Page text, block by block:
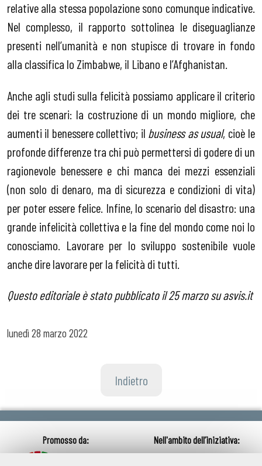
relative alla stessa popolazione sono comunque indicative.
Nel complesso, il rapporto sottolinea le diseguaglianze
presenti nell’umanità e non stupisce di trovare in fondo
alla classifica lo Zimbabwe, il Libano e l’Afghanistan.
Anche agli studi sulla felicità possiamo applicare il criterio
dei tre scenari: la costruzione di un mondo migliore, che
aumenti il benessere collettivo; il business as usual, cioè le
profonde differenze tra chi può permettersi di godere di un
ragionevole benessere e chi manca dei mezzi essenziali
(non solo di denaro, ma di sicurezza e condizioni di vita)
per poter essere felice. Infine, lo scenario del disastro: una
grande infelicità collettiva e la fine del mondo come noi lo
conosciamo. Lavorare per lo sviluppo sostenibile vuole
anche dire lavorare per la felicità di tutti.
Questo editoriale è stato pubblicato il 25 marzo su asvis.it
lunedì 28 marzo 2022
Indietro